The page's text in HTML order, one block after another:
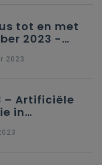
tot en met
2023 -
2023
– Artificiële
in